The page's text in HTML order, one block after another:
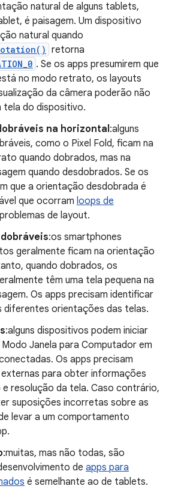
natural de alguns tablets,
é paisagem. Um dispositivo
natural quando
retorna
. Se os apps presumirem que
no modo retrato, os layouts
da câmera poderão não
do dispositivo.
na horizontal:alguns
como o Pixel Fold, ficam na
quando dobrados, mas na
quando desdobrados. Se os
que a orientação desdobrada é
que ocorram loops de
de layout.
:os smartphones
geralmente ficam na orientação
quando dobrados, os
têm uma tela pequena na
Os apps precisam identificar
diferentes orientações das telas.
:alguns dispositivos podem iniciar
Janela para Computador em
Os apps precisam
para obter informações
resolução da tela. Caso contrário,
suposições incorretas sobre as
levar a um comportamento
:muitas, mas não todas, são
de apps para
é semelhante ao de tablets.